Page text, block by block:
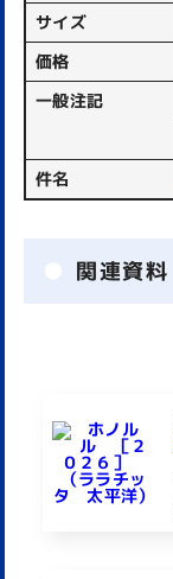
サイズ
価格
一般注記
件名
関連資料